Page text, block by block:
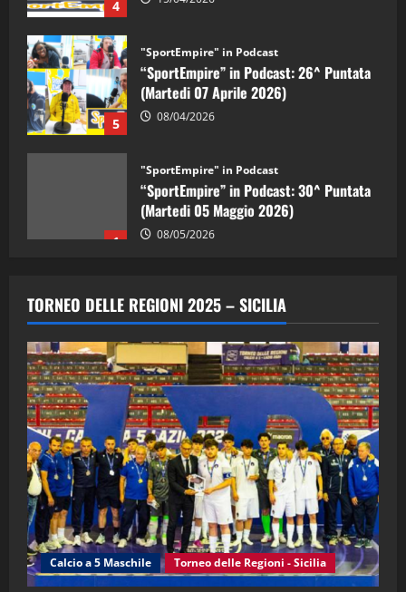
5
“SportEmpire” in Podcast: 26^ Puntata
(Martedi 07 Aprile 2026)
08/04/2026
1
“SportEmpire” in Podcast: 30^ Puntata
(Martedi 05 Maggio 2026)
08/05/2026
2
“SportEmpire” in Podcast: 29^ Puntata
(Martedi 28 Aprile 2026)
28/04/2026
3
"SportEmpire" in Podcast
“SportEmpire” in Podcast: 28^ Puntata
(Martedi 21 Aprile 2026)
21/04/2026
4
"SportEmpire" in Podcast Sport News
“SportEmpire” in Podcast: 27^ Puntata
(Martedi 14 Aprile 2026)
15/04/2026
TORNEO DELLE REGIONI 2025 – SICILIA
Calcio a 5 Maschile Torneo delle Regioni - Sicilia